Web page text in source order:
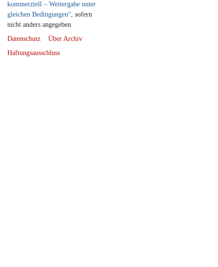
kommerziell – Weitergabe unter
gleichen Bedingungen“, sofern
nicht anders angegeben.
Datenschutz
Über Archiv
Haftungsausschluss